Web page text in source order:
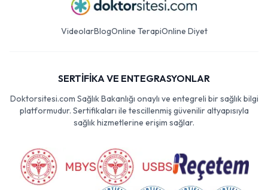
VideolarBlogOnline TerapiOnline Diyet
SERTİFİKA VE ENTEGRASYONLAR
Doktorsitesi.com Sağlık Bakanlığı onaylı ve entegreli bir sağlık bilgi
platformudur. Sertifikaları ile tescillenmiş güvenilir altyapısıyla
sağlık hizmetlerine erişim sağlar.